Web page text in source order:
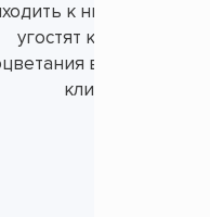
к ним в офис,
угостят конфетками.
вам и
клиентов!